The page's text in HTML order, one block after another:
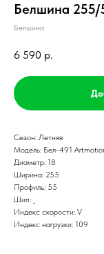
Белшина 255/
Белшина
6 590 р.
Сезон: Летняя
Модель: Бел-491
Диаметр: 18
Ширина: 255
Профиль: 55
Шип: _
Индекс скорости: V
Индекс нагрузки: 109